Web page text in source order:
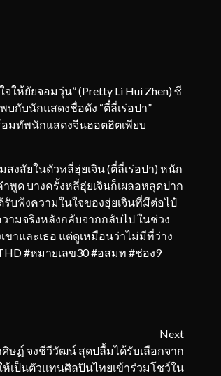
ให้ยัยจอมวุ่น” (Pretty Li Hui Zhen) ซี
บกับนักแสดงชื่อดัง “ตี๋ลี่เร่อปา”
มทัพนักแสดงจีนฮอตฮิตเพียบ
ยในตัวหลี่ฮุ่ยเจิน (ตี๋ลี่เร่อปา) หนัก
พูด บางครั้งหลี่ฮุ่ยเจินก็เผลอหลุดปาก
รับฟังความในใจของฮุ่ยเจินที่มีต่อไป๋
ามจริงหลังกลับจากกลับไป ในช่วง
าและเธอ แต่ดูเหมือนว่าไม่มีที่ว่าง
#หมายเลข30 #อสมท #ช่อง9
Next
ษฏ์ จงชีวีวัฒน์ สุดปลื้มได้รับเลือกจาก
ห้เป็นตัวแทนศิลปินไทยเข้าร่วมโชว์ใน